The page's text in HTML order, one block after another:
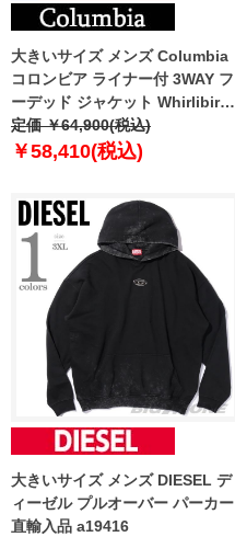
大きいサイズ メンズ Columbia
コロンビア ライナー付 3WAY フ
ーデッド ジャケット Whirlibird
V Printed Interchange Jacket
USA直輸入 2105031
定価 ￥64,900(税込)
￥58,410(税込)
大きいサイズ メンズ DIESEL デ
ィーゼル プルオーバー パーカー
直輸入品 a19416